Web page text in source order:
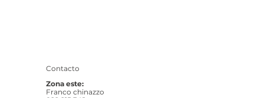
Contacto
Zona este:
Franco chinazzo